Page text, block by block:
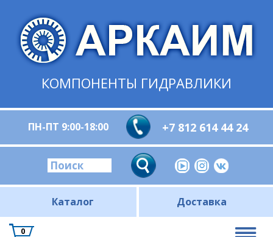
КОМПОНЕНТЫ ГИДРАВЛИКИ
ПН-ПТ 9:00-18:00 +7 812 614 44 24
Каталог Доставка
0